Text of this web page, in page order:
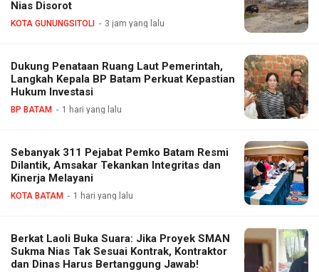
Nias Disorot
KOTA GUNUNGSITOLI 3 jam yang lalu
Dukung Penataan Ruang Laut Pemerintah,
Langkah Kepala BP Batam Perkuat Kepastian
Hukum Investasi
BP BATAM 1 hari yang lalu
Sebanyak 311 Pejabat Pemko Batam Resmi
Dilantik, Amsakar Tekankan Integritas dan
Kinerja Melayani
KOTA BATAM 1 hari yang lalu
Berkat Laoli Buka Suara: Jika Proyek SMAN
Sukma Nias Tak Sesuai Kontrak, Kontraktor
dan Dinas Harus Bertanggung Jawab!